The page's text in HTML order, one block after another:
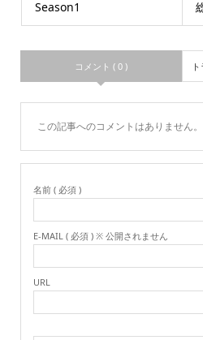
Season1
コメント ( 0 )
この記事へのコメントはありません。
名前 ( 必須 )
E-MAIL ( 必須 ) ※ 公開されません
URL